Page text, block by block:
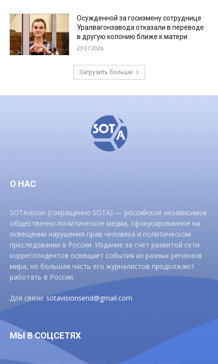
Осужденной за госизмену сотруднице
Уралвагонзавода отказали в переводе
в другую колонию ближе к матери
23.07.2026
Загрузить больше
О НАС
SOTAvision (сокращенно SOTA) — российское независимое
общественно-политическое медиа, сфокусированное на
освещении нарушения прав человека и политическом
преследовании в России. Издание за счет развитой сети
корреспондентов освещает события из разных регионов
мира, но большая часть его журналистов продолжают
работать в России.
Для связи:sotavisionsend@gmail.com
МЫ В СОЦСЕТЯХ